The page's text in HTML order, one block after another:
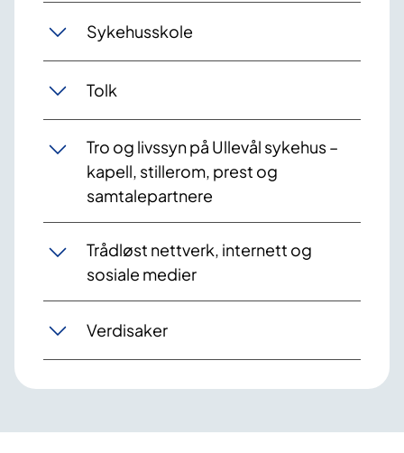
Sykehusskole
Tolk
Tro og livssyn på Ullevål sykehus –
kapell, stillerom, prest og
samtalepartnere
Trådløst nettverk, internett og
sosiale medier
Verdisaker